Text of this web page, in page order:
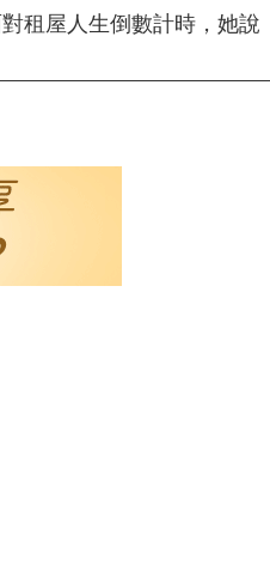
租屋人生倒數計時，她說